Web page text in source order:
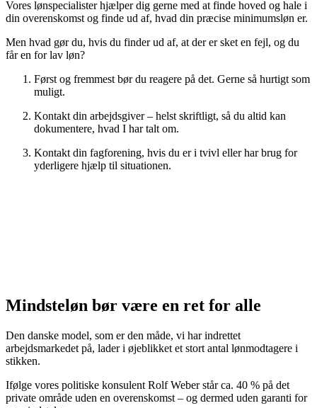
Vores lønspecialister hjælper dig gerne med at finde hoved og hale i
din overenskomst og finde ud af, hvad din præcise minimumsløn er.
Men hvad gør du, hvis du finder ud af, at der er sket en fejl, og du
får en for lav løn?
Først og fremmest bør du reagere på det. Gerne så hurtigt som
muligt.
Kontakt din arbejdsgiver – helst skriftligt, så du altid kan
dokumentere, hvad I har talt om.
Kontakt din fagforening, hvis du er i tvivl eller har brug for
yderligere hjælp til situationen.
Mindsteløn bør være en ret for alle
Den danske model, som er den måde, vi har indrettet
arbejdsmarkedet på, lader i øjeblikket et stort antal lønmodtagere i
stikken.
Ifølge vores politiske konsulent Rolf Weber står ca. 40 % på det
private område uden en overenskomst – og dermed uden garanti for